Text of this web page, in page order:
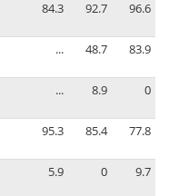
84.3 92.7 96.6
... 48.7 83.9
... 8.9 0
95.3 85.4 77.8
5.9 0 9.7